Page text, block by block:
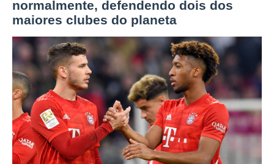
normalmente, defendendo dois dos
maiores clubes do planeta